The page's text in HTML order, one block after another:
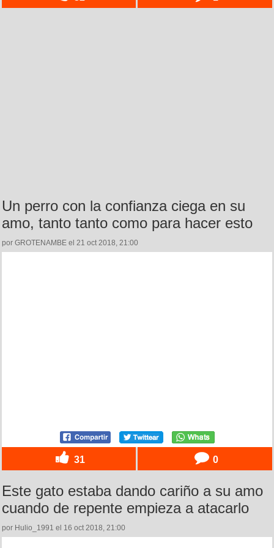
Un perro con la confianza ciega en su
amo, tanto tanto como para hacer esto
por GROTENAMBE el 21 oct 2018, 21:00
31 0
Este gato estaba dando cariño a su amo
cuando de repente empieza a atacarlo
por Hulio_1991 el 16 oct 2018, 21:00